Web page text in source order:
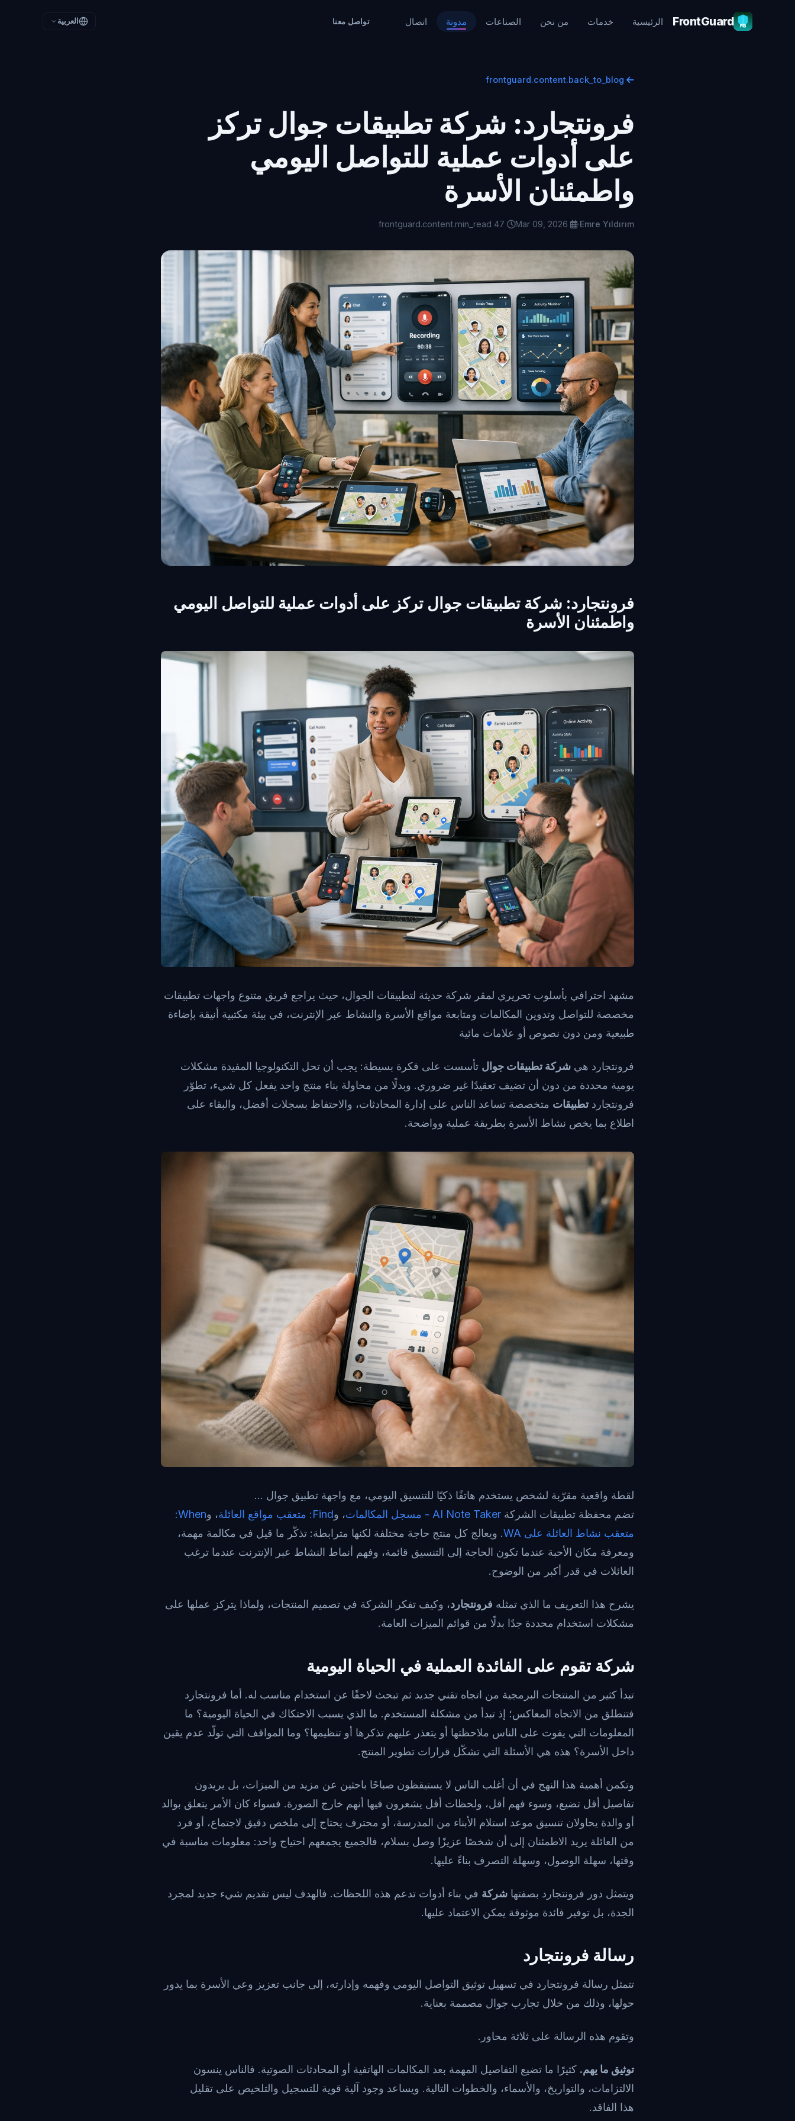
FrontGuard الرئيسية خدمات من نحن الصناعات مدونة اتصال تواصل معنا العربية
فرونتجارد: شركة تطبيقات جوال تركز
على أدوات عملية للتواصل اليومي
واطمئنان الأسرة
Emre Yıldırım
·
فرونتجارد: شركة تطبيقات جوال تركز على أدوات عملية للتواصل اليومي
واطمئنان الأسرة
مشهد احترافي بأسلوب تحريري لمقر شركة حديثة لتطبيقات الجوال، حيث يراجع فريق متنوع واجهات تطبيقات
مخصصة للتواصل وتدوين المكالمات ومتابعة مواقع الأسرة والنشاط عبر الإنترنت، في بيئة مكتبية أنيقة بإضاءة
طبيعية ومن دون نصوص أو علامات مائية
فرونتجارد هي شركة تطبيقات جوال تأسست على فكرة بسيطة: يجب أن تحل التكنولوجيا المفيدة مشكلات
يومية محددة من دون أن تضيف تعقيدًا غير ضروري. وبدلًا من محاولة بناء منتج واحد يفعل كل شيء، تطوّر
فرونتجارد تطبيقات متخصصة تساعد الناس على إدارة المحادثات، والاحتفاظ بسجلات أفضل، والبقاء على
اطلاع بما يخص نشاط الأسرة بطريقة عملية وواضحة.
لقطة واقعية مقرّبة لشخص يستخدم هاتفًا ذكيًا للتنسيق اليومي، مع واجهة تطبيق جوال ...
تضم محفظة تطبيقات الشركة AI Note Taker - مسجل المكالمات ، وFind: متعقب مواقع العائلة ، و
When:
متعقب نشاط العائلة على WA
. ويعالج كل منتج حاجة مختلفة لكنها مترابطة: تذكّر ما قيل في مكالمة مهمة،
ومعرفة مكان الأحبة عندما تكون الحاجة إلى التنسيق قائمة، وفهم أنماط النشاط عبر الإنترنت عندما ترغب
العائلات في قدر أكبر من الوضوح.
يشرح هذا التعريف ما الذي تمثله فرونتجارد، وكيف تفكر الشركة في تصميم المنتجات، ولماذا يتركز عملها على
مشكلات استخدام محددة جدًا بدلًا من قوائم الميزات العامة.
شركة تقوم على الفائدة العملية في الحياة اليومية
تبدأ كثير من المنتجات البرمجية من اتجاه تقني جديد ثم تبحث لاحقًا عن استخدام مناسب له. أما فرونتجارد
فتنطلق من الاتجاه المعاكس؛ إذ تبدأ من مشكلة المستخدم. ما الذي يسبب الاحتكاك في الحياة اليومية؟ ما
المعلومات التي يفوت على الناس ملاحظتها أو يتعذر عليهم تذكرها أو تنظيمها؟ وما المواقف التي تولّد عدم يقين
داخل الأسرة؟ هذه هي الأسئلة التي تشكّل قرارات تطوير المنتج.
وتكمن أهمية هذا النهج في أن أغلب الناس لا يستيقظون صباحًا باحثين عن مزيد من الميزات، بل يريدون
تفاصيل أقل تضيع، وسوء فهم أقل، ولحظات أقل يشعرون فيها أنهم خارج الصورة. فسواء كان الأمر يتعلق بوالد
أو والدة يحاولان تنسيق موعد استلام الأبناء من المدرسة، أو محترف يحتاج إلى ملخص دقيق لاجتماع، أو فرد
من العائلة يريد الاطمئنان إلى أن شخصًا عزيزًا وصل بسلام، فالجميع يجمعهم احتياج واحد: معلومات مناسبة في
وقتها، سهلة الوصول، وسهلة التصرف بناءً عليها.
ويتمثل دور فرونتجارد بصفتها شركة في بناء أدوات تدعم هذه اللحظات. فالهدف ليس تقديم شيء جديد لمجرد
الجدة، بل توفير فائدة موثوقة يمكن الاعتماد عليها.
رسالة فرونتجارد
تتمثل رسالة فرونتجارد في تسهيل توثيق التواصل اليومي وفهمه وإدارته، إلى جانب تعزيز وعي الأسرة بما يدور
حولها، وذلك من خلال تجارب جوال مصممة بعناية.
وتقوم هذه الرسالة على ثلاثة محاور.
توثيق ما يهم. كثيرًا ما تضيع التفاصيل المهمة بعد المكالمات الهاتفية أو المحادثات الصوتية. فالناس ينسون
الالتزامات، والتواريخ، والأسماء، والخطوات التالية. ويساعد وجود آلية قوية للتسجيل والتلخيص على تقليل
هذا الفاقد.